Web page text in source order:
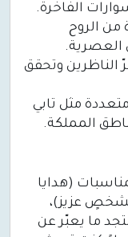
الفاخرة.
من الروح
العصرية.
وتحقق
مثل تابي
المملكة.
(هدايا
بشخصٍ عزيز)،
ما يعبّر عن